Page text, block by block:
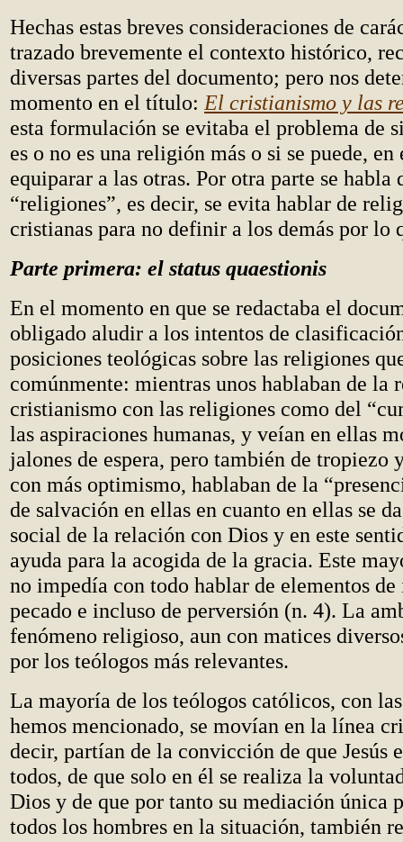
Hechas estas breves consideraciones de
trazado brevemente el contexto histórico,
diversas partes del documento; pero nos
momento en el título: El cristianismo y las
esta formulación se evitaba el problema de
es o no es una religión más o si se puede, en
equiparar a las otras. Por otra parte se habla
“religiones”, es decir, se evita hablar de
cristianas para no definir a los demás por lo
Parte primera: el status quaestionis
En el momento en que se redactaba el
obligado aludir a los intentos de
posiciones teológicas sobre las religiones
comúnmente: mientras unos hablaban de la
cristianismo con las religiones como del
las aspiraciones humanas, y veían en ellas
jalones de espera, pero también de tropiezo
con más optimismo, hablaban de la
de salvación en ellas en cuanto en ellas se
social de la relación con Dios y en este
ayuda para la acogida de la gracia. Este
no impedía con todo hablar de elementos
pecado e incluso de perversión (n. 4). La
fenómeno religioso, aun con matices
por los teólogos más relevantes.
La mayoría de los teólogos católicos, con
hemos mencionado, se movían en la línea
decir, partían de la convicción de que Jesús
todos, de que solo en él se realiza la
Dios y de que por tanto su mediación única
todos los hombres en la situación, también